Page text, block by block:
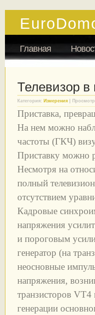
Главная
Телевизор в
Категория: Измерения |
Приставка,
На нем можно
частоты (ГКЧ)
Приставку можно
Несмотря на
полный
отсутствием
Кадровые
напряжения
и пороговым
генератор (на
неосновные
напряжения,
транзисторов
генерации